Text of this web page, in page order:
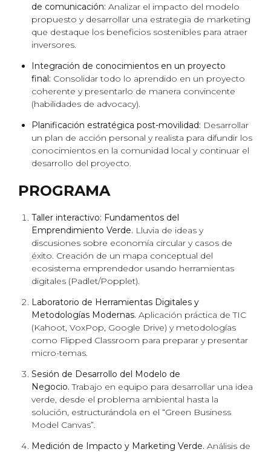
de comunicación: Analizar el impacto del modelo
propuesto y desarrollar una estrategia de marketing
que destaque los beneficios sostenibles para atraer
inversores.
Integración de conocimientos en un proyecto
final: Consolidar todo lo aprendido en un proyecto
coherente y presentarlo de manera convincente
(habilidades de advocacy).
Planificación estratégica post-movilidad: Desarrollar
un plan de acción personal y realista para difundir los
conocimientos en la comunidad local y continuar el
desarrollo del proyecto.
PROGRAMA
Taller interactivo: Fundamentos del
Emprendimiento Verde. Lluvia de ideas y
discusiones sobre economía circular y casos de
éxito. Creación de un mapa conceptual del
ecosistema emprendedor usando herramientas
digitales (Padlet/Popplet).
Laboratorio de Herramientas Digitales y
Metodologías Modernas. Aplicación práctica de TIC
(Kahoot, VoxPop, Google Drive) y metodologías
como Flipped Classroom para preparar y presentar
micro-temas.
Sesión de Desarrollo del Modelo de
Negocio. Trabajo en equipo para desarrollar una idea
verde, desde el problema ambiental hasta la
solución, estructurándola en el “Green Business
Model Canvas”.
Medición de Impacto y Marketing Verde. Análisis de